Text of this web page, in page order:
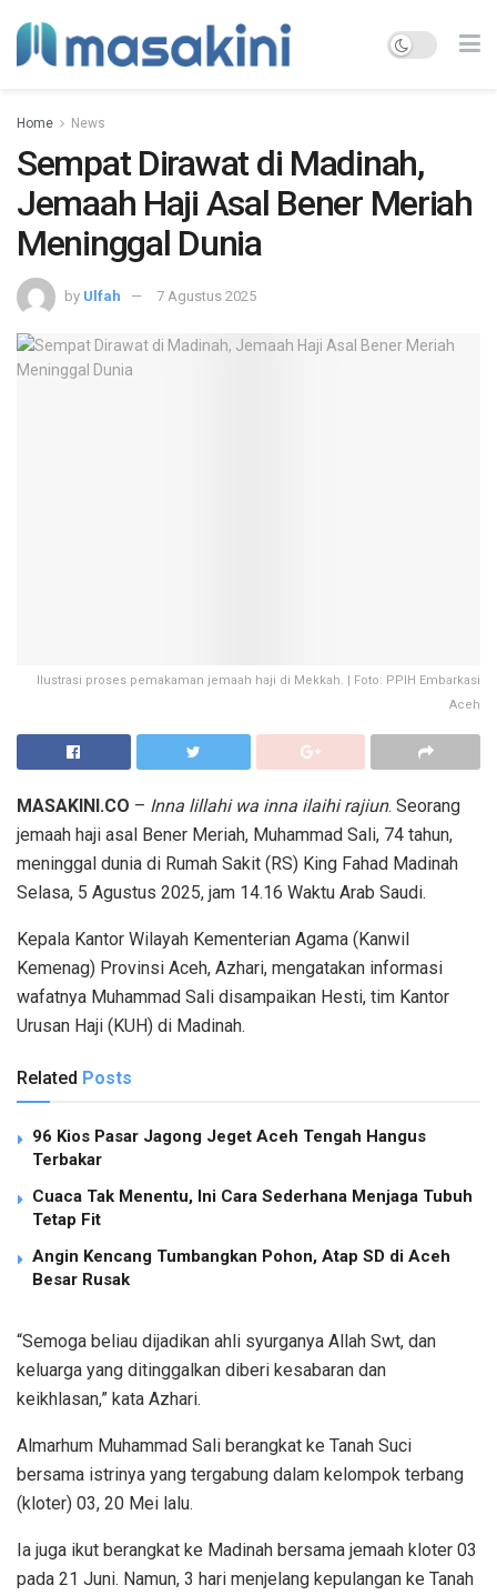
Home News
Sempat Dirawat di Madinah,
Jemaah Haji Asal Bener Meriah
Meninggal Dunia
by Ulfah 7 Agustus 2025
Ilustrasi proses pemakaman jemaah haji di Mekkah. | Foto: PPIH Embarkasi
Aceh
MASAKINI.CO – Inna lillahi wa inna ilaihi rajiun. Seorang
jemaah haji asal Bener Meriah, Muhammad Sali, 74 tahun,
meninggal dunia di Rumah Sakit (RS) King Fahad Madinah
Selasa, 5 Agustus 2025, jam 14.16 Waktu Arab Saudi.
Kepala Kantor Wilayah Kementerian Agama (Kanwil
Kemenag) Provinsi Aceh, Azhari, mengatakan informasi
wafatnya Muhammad Sali disampaikan Hesti, tim Kantor
Urusan Haji (KUH) di Madinah.
Related Posts
96 Kios Pasar Jagong Jeget Aceh Tengah Hangus
Terbakar
Cuaca Tak Menentu, Ini Cara Sederhana Menjaga Tubuh
Tetap Fit
Angin Kencang Tumbangkan Pohon, Atap SD di Aceh
Besar Rusak
“Semoga beliau dijadikan ahli syurganya Allah Swt, dan
keluarga yang ditinggalkan diberi kesabaran dan
keikhlasan,” kata Azhari.
Almarhum Muhammad Sali berangkat ke Tanah Suci
bersama istrinya yang tergabung dalam kelompok terbang
(kloter) 03, 20 Mei lalu.
Ia juga ikut berangkat ke Madinah bersama jemaah kloter 03
pada 21 Juni. Namun, 3 hari menjelang kepulangan ke Tanah